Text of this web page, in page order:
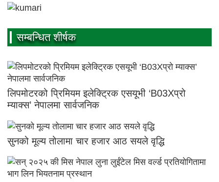
सम्बन्धित शीर्षक
लिपमोटरको प्रिमियम इलेक्ट्रिक एसयूभी ‘B03Xप्रो
म्याक्स’ नेपालमा सार्वजनिक
सुनको मूल्य तोलामा चार हजार आठ सयले वृद्धि